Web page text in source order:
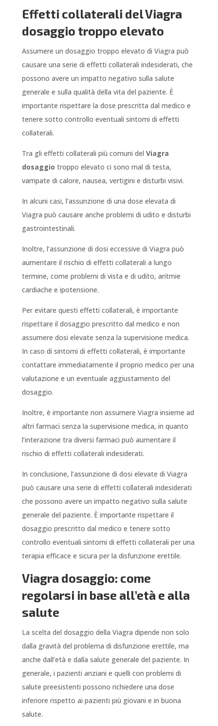
Effetti collaterali del Viagra
dosaggio troppo elevato
Assumere un dosaggio troppo elevato di Viagra può
causare una serie di effetti collaterali indesiderati, che
possono avere un impatto negativo sulla salute
generale e sulla qualità della vita del paziente. È
importante rispettare la dose prescritta dal medico e
tenere sotto controllo eventuali sintomi di effetti
collaterali.
Tra gli effetti collaterali più comuni del Viagra
dosaggio troppo elevato ci sono mal di testa,
vampate di calore, nausea, vertigini e disturbi visivi.
In alcuni casi, l’assunzione di una dose elevata di
Viagra può causare anche problemi di udito e disturbi
gastrointestinali.
Inoltre, l’assunzione di dosi eccessive di Viagra può
aumentare il rischio di effetti collaterali a lungo
termine, come problemi di vista e di udito, aritmie
cardiache e ipotensione.
Per evitare questi effetti collaterali, è importante
rispettare il dosaggio prescritto dal medico e non
assumere dosi elevate senza la supervisione medica.
In caso di sintomi di effetti collaterali, è importante
contattare immediatamente il proprio medico per una
valutazione e un eventuale aggiustamento del
dosaggio.
Inoltre, è importante non assumere Viagra insieme ad
altri farmaci senza la supervisione medica, in quanto
l’interazione tra diversi farmaci può aumentare il
rischio di effetti collaterali indesiderati.
In conclusione, l’assunzione di dosi elevate di Viagra
può causare una serie di effetti collaterali indesiderati
che possono avere un impatto negativo sulla salute
generale del paziente. È importante rispettare il
dosaggio prescritto dal medico e tenere sotto
controllo eventuali sintomi di effetti collaterali per una
terapia efficace e sicura per la disfunzione erettile.
Viagra dosaggio: come
regolarsi in base all’età e alla
salute
La scelta del dosaggio della Viagra dipende non solo
dalla gravità del problema di disfunzione erettile, ma
anche dall’età e dalla salute generale del paziente. In
generale, i pazienti anziani e quelli con problemi di
salute preesistenti possono richiedere una dose
inferiore rispetto ai pazienti più giovani e in buona
salute.